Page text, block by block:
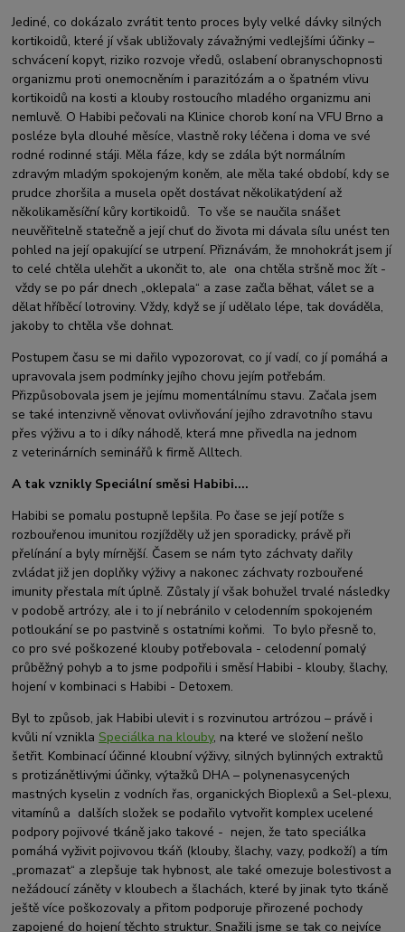
Jediné, co dokázalo zvrátit tento proces byly velké dávky silných
kortikoidů, které jí však ubližovaly závažnými vedlejšími účinky –
schvácení kopyt, riziko rozvoje vředů, oslabení obranyschopnosti
organizmu proti onemocněním i parazitózám a o špatném vlivu
kortikoidů na kosti a klouby rostoucího mladého organizmu ani
nemluvě. O Habibi pečovali na Klinice chorob koní na VFU Brno a
posléze byla dlouhé měsíce, vlastně roky léčena i doma ve své
rodné rodinné stáji. Měla fáze, kdy se zdála být normálním
zdravým mladým spokojeným koněm, ale měla také období, kdy se
prudce zhoršila a musela opět dostávat několikatýdení až
několikaměsíční kůry kortikoidů. To vše se naučila snášet
neuvěřitelně statečně a její chuť do života mi dávala sílu unést ten
pohled na její opakující se utrpení. Přiznávám, že mnohokrát jsem jí
to celé chtěla ulehčit a ukončit to, ale ona chtěla stršně moc žít -
vždy se po pár dnech „oklepala“ a zase začla běhat, válet se a
dělat hříběcí lotroviny. Vždy, když se jí udělalo lépe, tak dováděla,
jakoby to chtěla vše dohnat.
Postupem času se mi dařilo vypozorovat, co jí vadí, co jí pomáhá a
upravovala jsem podmínky jejího chovu jejím potřebám.
Přizpůsobovala jsem je jejímu momentálnímu stavu. Začala jsem
se také intenzivně věnovat ovlivňování jejího zdravotního stavu
přes výživu a to i díky náhodě, která mne přivedla na jednom
z veterinárních seminářů k firmě Alltech.
A tak vznikly Speciální směsi Habibi....
Habibi se pomalu postupně lepšila. Po čase se její potíže s
rozbouřenou imunitou rozjížděly už jen sporadicky, právě při
přelínání a byly mírnější. Časem se nám tyto záchvaty dařily
zvládat již jen doplňky výživy a nakonec záchvaty rozbouřené
imunity přestala mít úplně. Zůstaly jí však bohužel trvalé následky
v podobě artrózy, ale i to jí nebránilo v celodenním spokojeném
potloukání se po pastvině s ostatními koňmi. To bylo přesně to,
co pro své poškozené klouby potřebovala - celodenní pomalý
průběžný pohyb a to jsme podpořili i směsí Habibi - klouby, šlachy,
hojení v kombinaci s Habibi - Detoxem.
Byl to způsob, jak Habibi ulevit i s rozvinutou artrózou – právě i
kvůli ní vznikla Speciálka na klouby, na které ve složení nešlo
šetřit. Kombinací účinné kloubní výživy, silných bylinných extraktů
s protizánětlivými účinky, výtažků DHA – polynenasycených
mastných kyselin z vodních řas, organických Bioplexů a Sel-plexu,
vitamínů a dalších složek se podařilo vytvořit komplex ucelené
podpory pojivové tkáně jako takové - nejen, že tato speciálka
pomáhá vyživit pojivovou tkáň (klouby, šlachy, vazy, podkoží) a tím
„promazat“ a zlepšuje tak hybnost, ale také omezuje bolestivost a
nežádoucí záněty v kloubech a šlachách, které by jinak tyto tkáně
ještě více poškozovaly a přitom podporuje přirozené pochody
zapojené do hojení těchto struktur. Snažili jsme se tak co nejvíce